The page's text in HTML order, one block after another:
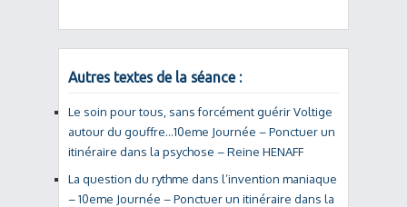
Autres textes de la séance :
Le soin pour tous, sans forcément guérir Voltige
autour du gouffre…10eme Journée – Ponctuer un
itinéraire dans la psychose – Reine HENAFF
La question du rythme dans l’invention maniaque
– 10eme Journée – Ponctuer un itinéraire dans la